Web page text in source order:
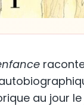
au jour le